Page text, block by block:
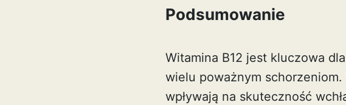
Podsumowanie
Witamina B12 jest kluczowa
wielu poważnym schorzeniom.
wpływają na skuteczność